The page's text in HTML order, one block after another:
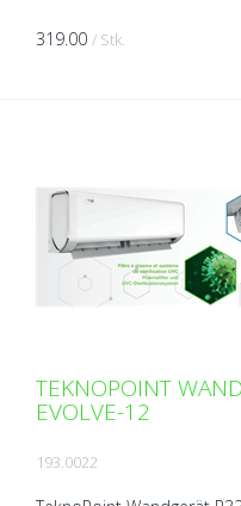
319.00 / Stk.
TEKNOPOINT
EVOLVE-12
193.0022